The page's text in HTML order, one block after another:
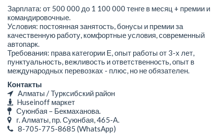
Зарплата: от 500 000 до 1 100 000 тенге в месяц + премии и
командировочные.
Условия: постоянная занятость, бонусы и премии за
качественную работу, комфортные условия, современный
автопарк.
Требования: права категории Е, опыт работы от 3-х лет,
пунктуальность, вежливость и ответственность, опыт в
международных перевозках - плюс, но не обязателен.
Контакты
Алматы / Турксибский район
Huseinoff маркет
Суюнбая – Бекмаханова.
г. Алматы, ​пр. Суюнбая, 465-А.
8-705-775-8685 (WhatsApp)